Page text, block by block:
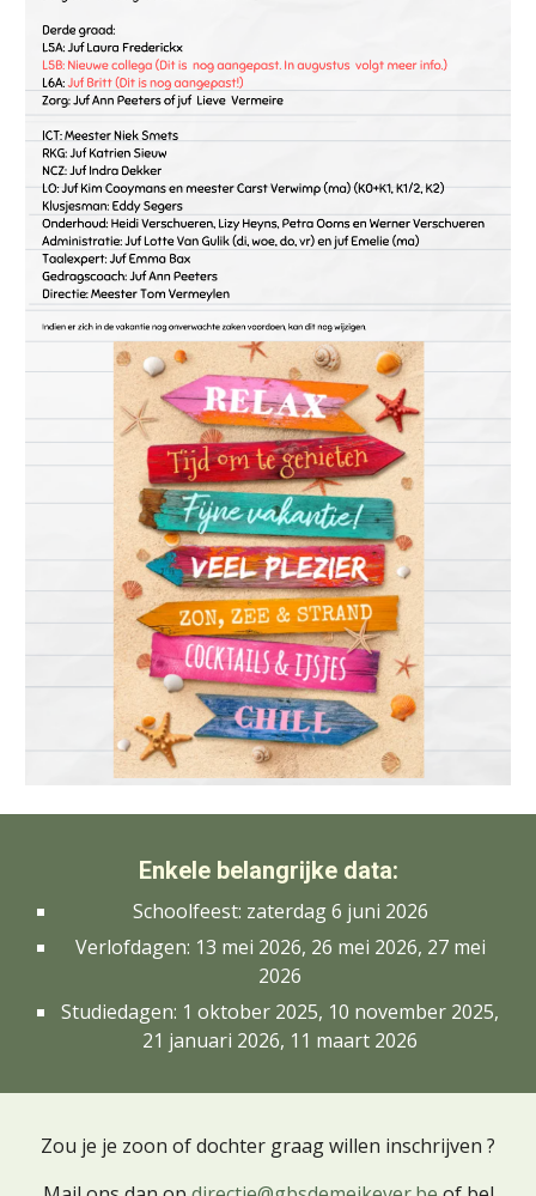
Enkele belangrijke data:
Schoolfeest: zaterdag 6 juni 2026
Verlofdagen: 13 mei 2026, 26 mei 2026, 27 mei
2026
Studiedagen: 1 oktober 2025, 10 november 2025,
21 januari 2026, 11 maart 2026
Zou je je zoon of dochter graag willen inschrijven ?